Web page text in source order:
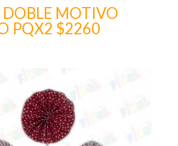
DOBLE MOTIVO
PQX2 $2260